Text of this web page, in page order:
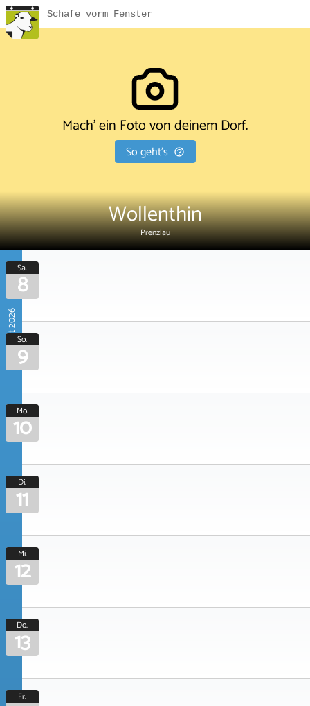
Schafe vorm Fenster
Mach' ein Foto von deinem Dorf.
So geht's
Wollenthin
Prenzlau
August 2026
Sa.
8
So.
9
Mo.
10
Di.
11
Mi.
12
Do.
13
Fr.